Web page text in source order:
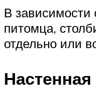
В зависимости
питомца,
отдельно или
Настенная